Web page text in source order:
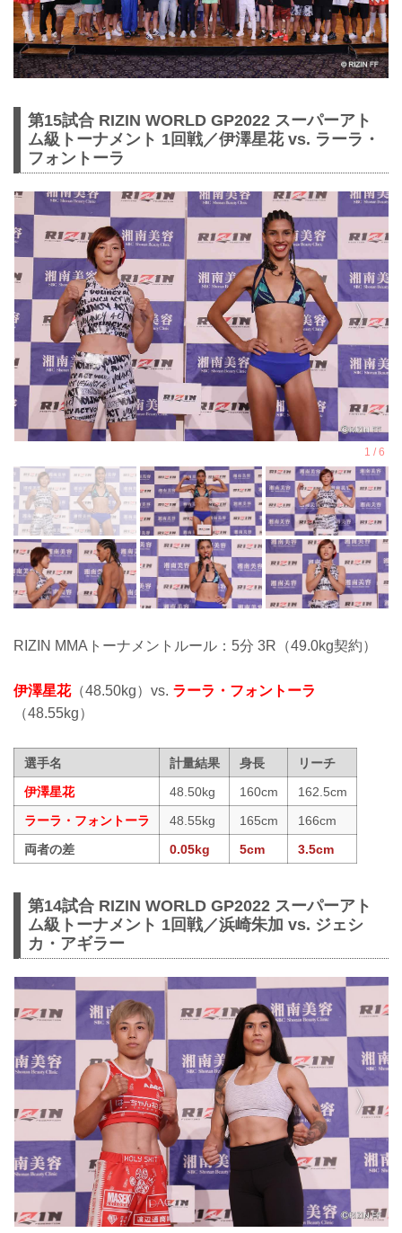
第15試合 RIZIN WORLD GP2022 スーパーアト
ム級トーナメント 1回戦／伊澤星花 vs. ラーラ・
フォントーラ
RIZIN MMAトーナメントルール：5分 3R（49.0kg契約）
伊澤星花（48.50kg）vs. ラーラ・フォントーラ
（48.55kg）
選手名 計量結果 身長
リーチ
伊澤星花
48.50kg 160cm
162.5cm
ラーラ・フォントーラ
48.55kg 165cm
166cm
両者の差
0.05kg 5cm 3.5cm
第14試合 RIZIN WORLD GP2022 スーパーアト
ム級トーナメント 1回戦／浜崎朱加 vs. ジェシ
カ・アギラー